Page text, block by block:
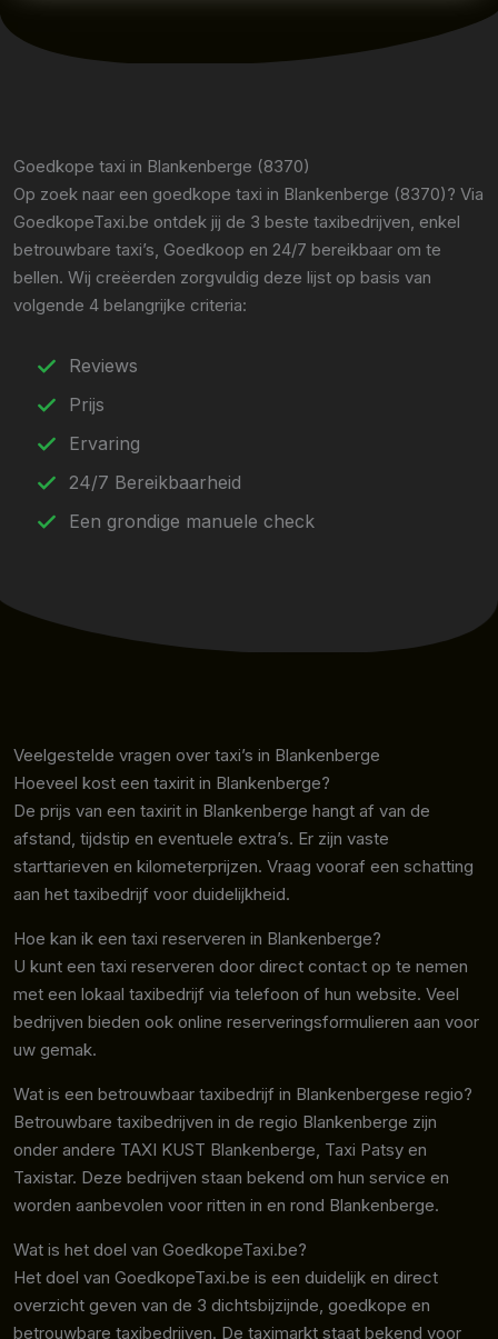
Goedkope taxi in Blankenberge (8370)
Op zoek naar een goedkope taxi in Blankenberge (8370)? Via
GoedkopeTaxi.be ontdek jij de 3 beste taxibedrijven, enkel
betrouwbare taxi’s, Goedkoop en 24/7 bereikbaar om te
bellen. Wij creëerden zorgvuldig deze lijst op basis van
volgende 4 belangrijke criteria:
Reviews
Prijs
Ervaring
24/7 Bereikbaarheid
Een grondige manuele check
Veelgestelde vragen over taxi’s in Blankenberge
Hoeveel kost een taxirit in Blankenberge?
De prijs van een taxirit in Blankenberge hangt af van de
afstand, tijdstip en eventuele extra’s. Er zijn vaste
starttarieven en kilometerprijzen. Vraag vooraf een schatting
aan het taxibedrijf voor duidelijkheid.
Hoe kan ik een taxi reserveren in Blankenberge?
U kunt een taxi reserveren door direct contact op te nemen
met een lokaal taxibedrijf via telefoon of hun website. Veel
bedrijven bieden ook online reserveringsformulieren aan voor
uw gemak.
Wat is een betrouwbaar taxibedrijf in Blankenbergese regio?
Betrouwbare taxibedrijven in de regio Blankenberge zijn
onder andere TAXI KUST Blankenberge, Taxi Patsy en
Taxistar. Deze bedrijven staan bekend om hun service en
worden aanbevolen voor ritten in en rond Blankenberge.
Wat is het doel van GoedkopeTaxi.be?
Het doel van GoedkopeTaxi.be is een duidelijk en direct
overzicht geven van de 3 dichtsbijzijnde, goedkope en
betrouwbare taxibedrijven. De taximarkt staat bekend voor